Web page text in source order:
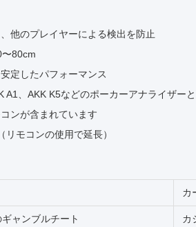
他のプレイヤーによる検出を防止
80cm
定したパフォーマンス
A1、AKK K5などのポーカーアナライザー
ンが含まれています
モコンの使用で延長）
カ
ャンブルチート カ